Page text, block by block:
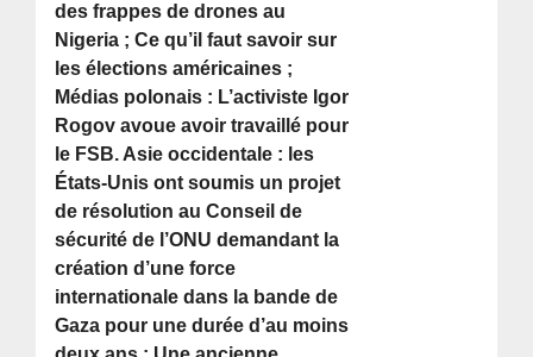
des frappes de drones au
Nigeria ; Ce qu’il faut savoir sur
les élections américaines ;
Médias polonais : L’activiste Igor
Rogov avoue avoir travaillé pour
le FSB. Asie occidentale : les
États-Unis ont soumis un projet
de résolution au Conseil de
sécurité de l’ONU demandant la
création d’une force
internationale dans la bande de
Gaza pour une durée d’au moins